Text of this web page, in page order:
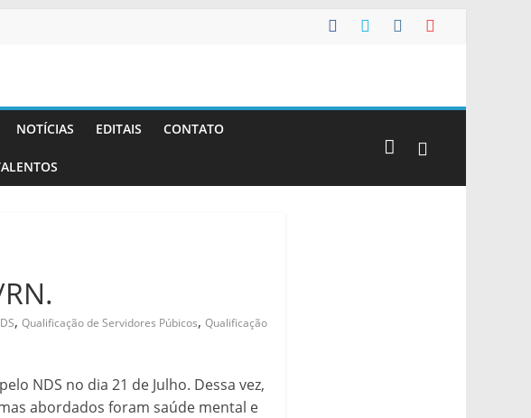
NOTÍCIAS EDITAIS CONTATO
, Qualificação de Servidores Púbicos, Qualificação
NDS no dia 21 de Julho. Dessa vez,
abordados foram saúde mental e